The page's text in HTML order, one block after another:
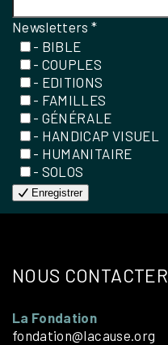
Newsletters*
- BIBLE
- COUPLES
- EDITIONS
- FAMILLES
- GÉNÉRALE
- HANDICAP VISUEL
- HUMANITAIRE
- SOLOS
Enregistrer
NOUS CONTACTER
La Fondation
fondation@lacause.org